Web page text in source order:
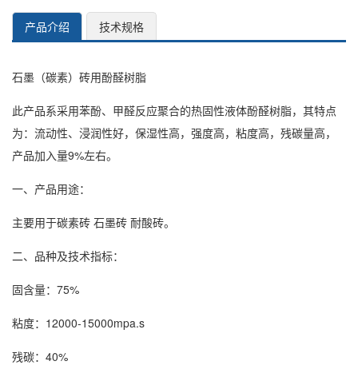
产品介绍 技术规格
石墨（碳素）砖用酚醛树脂
此产品系采用苯酚、甲醛反应聚合的热固性液体酚醛树脂，其特点
为：流动性、浸润性好，保湿性高，强度高，粘度高，残碳量高，
产品加入量9%左右。
一、产品用途：
主要用于碳素砖 石墨砖 耐酸砖。
二、品种及技术指标：
固含量：75%
粘度：12000-15000mpa.s
残碳：40%